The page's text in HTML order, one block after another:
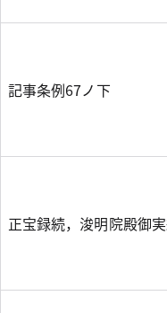
記事条例67ノ下
正宝録続，浚明院殿御